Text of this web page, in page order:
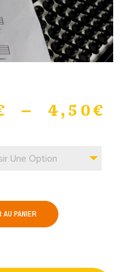
– 4,50€
Une Option
AU PANIER